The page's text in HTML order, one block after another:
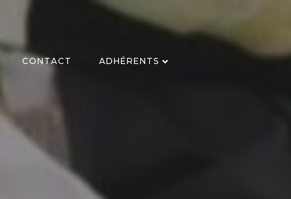
CONTACT ADHÉRENTS